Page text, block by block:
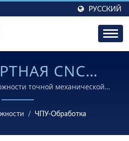
РУССКИЙ
CNC
СЛОЖНЫХ
точной механической
чем 30-летним опытом
металлических деталей для
отраслей.
/ ЧПУ-Обработка